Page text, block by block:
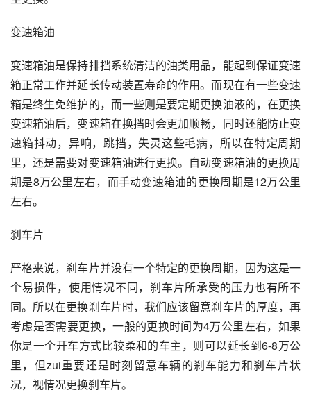
变速箱油
变速箱油是保持排挡系统清洁的油类用品，能起到保证变速
箱正常工作并延长传动装置寿命的作用。而现在有一些变速
箱是终生免维护的，而一些则是要定期更换油液的，在更换
变速箱油后，变速箱在换挡时会更加顺畅，同时还能防止变
速箱抖动，异响，跳挡，失灵这些毛病，所以在特定周期
里，还是需要对变速箱油进行更换。 自动变速箱油的更换周
期是8万公里左右，而手动变速箱油的更换周期是12万公里
左右。
刹车片
严格来说，刹车片并没有一个特定的更换周期，因为这是一
个易损件，使用情况不同，刹车片所承受的压力也有所不
同。所以在更换刹车片时，我们应该留意刹车片的厚度，再
考虑是否需要更换，一般的更换时间为4万公里左右，如果
你是一个开车方式比较柔和的车主，则可以延长到6-8万公
里，但zui重要还是时刻留意车辆的刹车能力和刹车片状
况，视情况更换刹车片。